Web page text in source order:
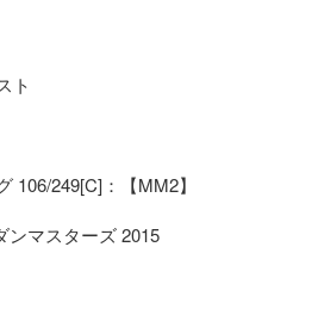
ト
106/249[C]：【MM2】
ンマスターズ 2015